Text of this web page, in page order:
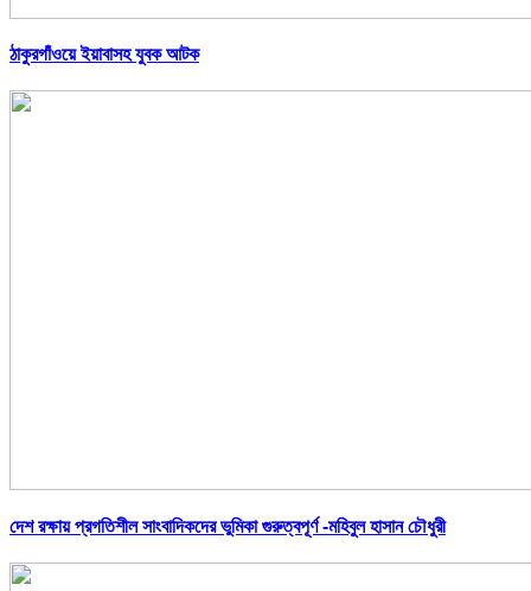
ঠাকুরগাঁওয়ে ইয়াবাসহ যুবক আটক
দেশ রক্ষায় প্রগতিশীল সাংবাদিকদের ভুমিকা গুরুত্বপূর্ণ -মহিবুল হাসান চৌধুরী